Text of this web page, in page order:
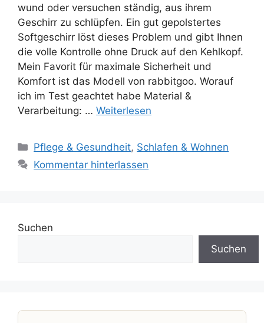
wund oder versuchen ständig, aus ihrem
Geschirr zu schlüpfen. Ein gut gepolstertes
Softgeschirr löst dieses Problem und gibt Ihnen
die volle Kontrolle ohne Druck auf den Kehlkopf.
Mein Favorit für maximale Sicherheit und
Komfort ist das Modell von rabbitgoo. Worauf
ich im Test geachtet habe Material &
Verarbeitung: … Weiterlesen
Kategorien
Pflege & Gesundheit, Schlafen & Wohnen
Kommentar hinterlassen
Suchen
Suchen